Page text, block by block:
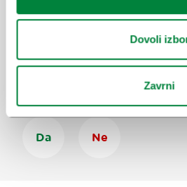
Dovoli
Zavrni
Pomagajte nam
mesto
Ste našli informacije, ki ste jih
Da Ne